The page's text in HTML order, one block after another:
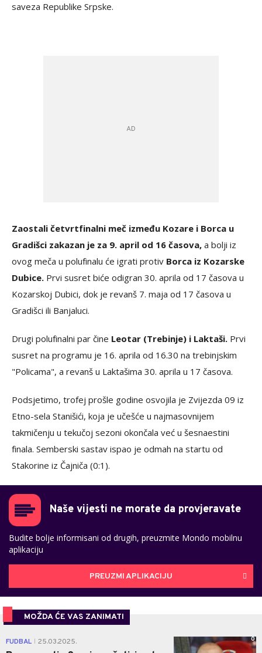
saveza Republike Srpske.
Zaostali četvrtfinalni meč između Kozare i Borca u
Gradišci zakazan je za 9. april od 16 časova, a bolji iz
ovog meča u polufinalu će igrati protiv Borca iz Kozarske
Dubice. Prvi susret biće odigran 30. aprila od 17 časova u
Kozarskoj Dubici, dok je revanš 7. maja od 17 časova u
Gradišci ili Banjaluci.
Drugi polufinalni par čine Leotar (Trebinje) i Laktaši. Prvi
susret na programu je 16. aprila od 16.30 na trebinjskim
"Policama", a revanš u Laktašima 30. aprila u 17 časova.
Podsjetimo, trofej prošle godine osvojila je Zvijezda 09 iz
Etno-sela Stanišići, koja je učešće u najmasovnijem
takmičenju u tekučoj sezoni okončala već u šesnaestini
finala. Semberski sastav ispao je odmah na startu od
Stakorine iz Čajniča (0:1).
Naše vijesti ne morate da provjeravate
Budite bolje informisani od drugih, preuzmite Mondo mobilnu
aplikaciju
PREUZMI APLIKACIJU
MOŽDA ĆE VAS ZANIMATI
FUDBAL 25.03.2025. 0